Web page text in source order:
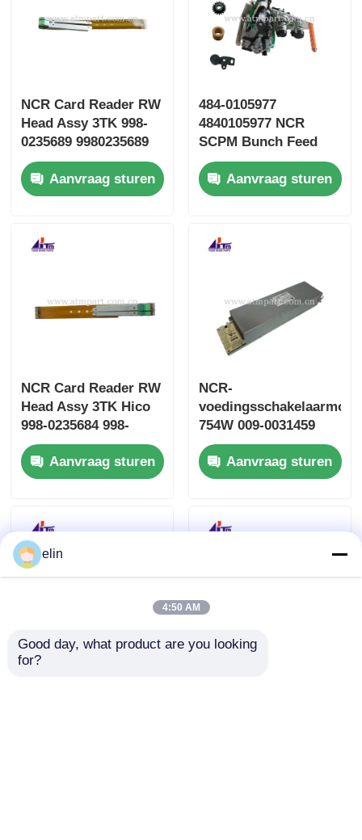
NCR Card Reader RW
Head Assy 3TK 998-
0235689 9980235689
SBW237702
Aanvraag sturen
484-0105977
4840105977 NCR
SCPM Bunch Feed
Assembly ATM Parts
Aanvraag sturen
NCR Card Reader RW
Head Assy 3TK Hico
998-0235684 998-
0913546 SBW237705
Aanvraag sturen
NCR-
754W 009-0031459
009-0037060 009-
0029870Aanvraag sturen
elin
4:50 AM
Good day, what product are you looking
for?